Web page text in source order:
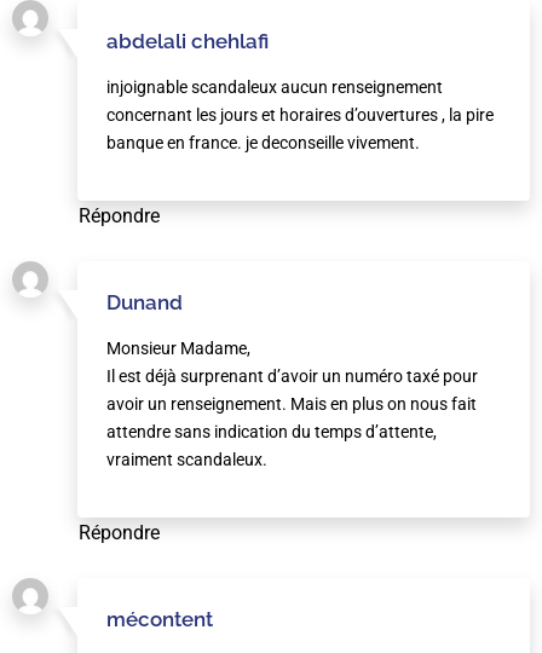
abdelali chehlafi
injoignable scandaleux aucun renseignement
concernant les jours et horaires d’ouvertures , la pire
banque en france. je deconseille vivement.
Répondre
Dunand
Monsieur Madame,
Il est déjà surprenant d’avoir un numéro taxé pour
avoir un renseignement. Mais en plus on nous fait
attendre sans indication du temps d’attente,
vraiment scandaleux.
Répondre
mécontent